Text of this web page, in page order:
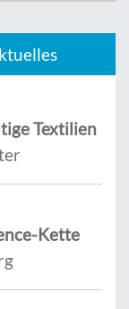
Textilien
Kette